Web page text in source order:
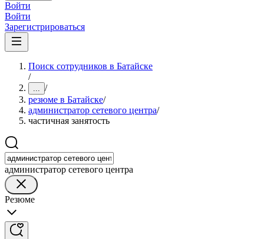
Войти
Войти
Зарегистрироваться
Поиск сотрудников в Батайске
/
... /
резюме в Батайске/
администратор сетевого центра/
частичная занятость
администратор сетевого центра
Резюме